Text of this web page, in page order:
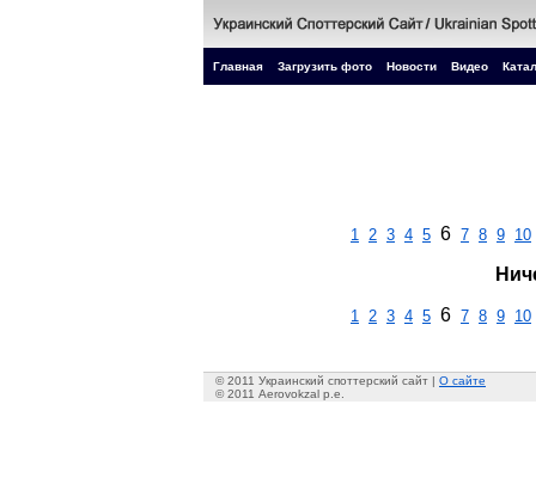
Главная Загрузить фото Новости Видео
1 2 3 4 5 6 7 8 9 10
1 2 3 4 5 6 7 8 9 10
© 2011 Украинский споттерский сайт | О сайте
© 2011 Aerovokzal p.e.